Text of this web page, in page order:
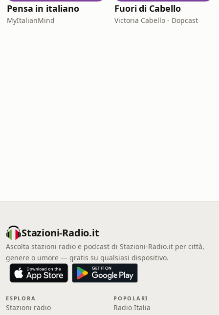
Pensa in italiano
MyItalianMind
Fuori di Cabello
Victoria Cabello - Dopcast
Stazioni-Radio.it
Ascolta stazioni radio e podcast di Stazioni-Radio.it per città,
genere o umore — gratis su qualsiasi dispositivo.
ESPLORA
Stazioni radio
POPOLARI
Radio Italia